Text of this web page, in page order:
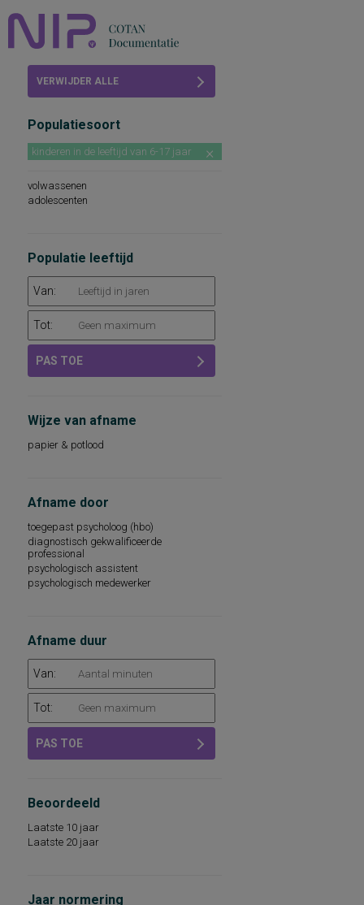
VERWIJDER ALLE
Populatiesoort
kinderen in de leeftijd van 6-17 jaar
volwassenen
adolescenten
Populatie leeftijd
Van:
Tot:
PAS TOE
Wijze van afname
papier & potlood
Afname door
toegepast psycholoog (hbo)
diagnostisch gekwalificeerde
professional
psychologisch assistent
psychologisch medewerker
Afname duur
Van:
Tot:
PAS TOE
Beoordeeld
Laatste 10 jaar
Laatste 20 jaar
Jaar normering